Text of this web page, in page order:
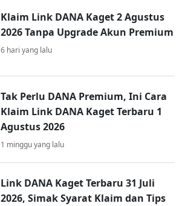
Klaim Link DANA Kaget 2 Agustus
2026 Tanpa Upgrade Akun Premium
6 hari yang lalu
Tak Perlu DANA Premium, Ini Cara
Klaim Link DANA Kaget Terbaru 1
Agustus 2026
1 minggu yang lalu
Link DANA Kaget Terbaru 31 Juli
2026, Simak Syarat Klaim dan Tips